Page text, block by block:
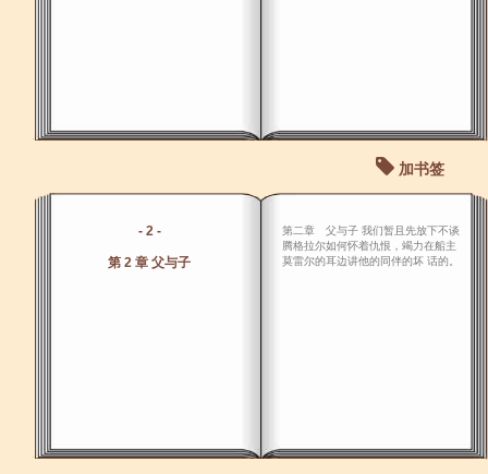
加书签
- 2 -
第 2 章 父与子
第二章 父与子 我们暂且先放下不谈
腾格拉尔如何怀着仇恨，竭力在船主
莫雷尔的耳边讲他的同伴的坏 话的。